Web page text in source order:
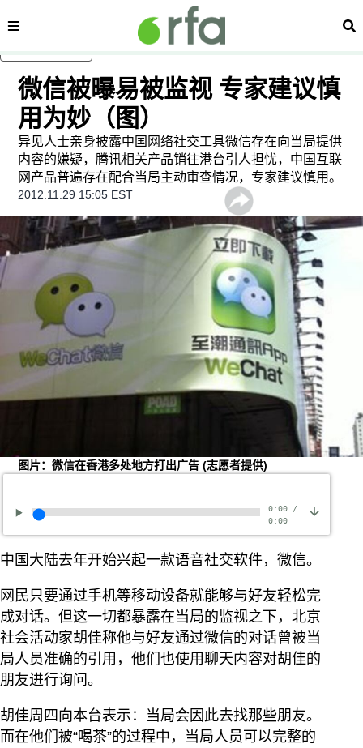
内容分类 搜
微信被曝易被监视 专家建议慎
用为妙（图）
异见人士亲身披露中国网络社交工具微信存在向当局提供
内容的嫌疑，腾讯相关产品销往港台引人担忧，中国互联
网产品普遍存在配合当局主动审查情况，专家建议慎用。
2012.11.29 15:05 EST
图片：微信在香港多处地方打出广告 (志愿者提供)
0:00/
0:00
中国大陆去年开始兴起一款语音社交软件，微信。
网民只要通过手机等移动设备就能够与好友轻松完
成对话。但这一切都暴露在当局的监视之下，北京
社会活动家胡佳称他与好友通过微信的对话曾被当
局人员准确的引用，他们也使用聊天内容对胡佳的
朋友进行询问。
胡佳周四向本台表示：当局会因此去找那些朋友。
而在他们被“喝茶”的过程中，当局人员可以完整的